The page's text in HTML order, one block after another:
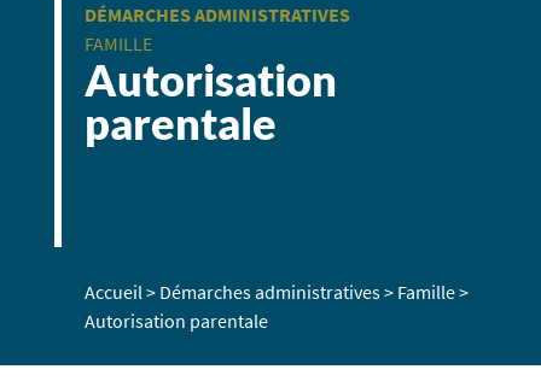
DÉMARCHES ADMINISTRATIVES
FAMILLE
Autorisation
parentale
Accueil > Démarches administratives> Famille>
Autorisation parentale